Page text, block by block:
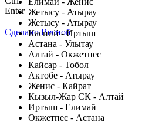
Жетысу - Атырау
Жетысу - Атырау
Каспий - Иртыш
Астана - Улытау
Алтай - Окжетпес
Кайсар - Тобол
Актобе - Атырау
Женис - Кайрат
Кызыл-Жар СК - Алтай
Иртыш - Елимай
Окжетпес - Астана
Enter
Сделано Весной